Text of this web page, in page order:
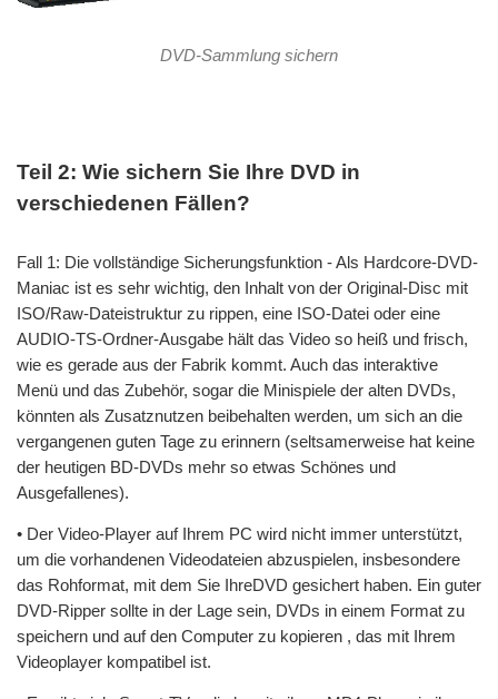
DVD-Sammlung sichern
Teil 2: Wie sichern Sie Ihre DVD in
verschiedenen Fällen?
Fall 1: Die vollständige Sicherungsfunktion - Als Hardcore-DVD-
Maniac ist es sehr wichtig, den Inhalt von der Original-Disc mit
ISO/Raw-Dateistruktur zu rippen, eine ISO-Datei oder eine
AUDIO-TS-Ordner-Ausgabe hält das Video so heiß und frisch,
wie es gerade aus der Fabrik kommt. Auch das interaktive
Menü und das Zubehör, sogar die Minispiele der alten DVDs,
könnten als Zusatznutzen beibehalten werden, um sich an die
vergangenen guten Tage zu erinnern (seltsamerweise hat keine
der heutigen BD-DVDs mehr so etwas Schönes und
Ausgefallenes).
• Der Video-Player auf Ihrem PC wird nicht immer unterstützt,
um die vorhandenen Videodateien abzuspielen, insbesondere
das Rohformat, mit dem Sie IhreDVD gesichert haben. Ein guter
DVD-Ripper sollte in der Lage sein, DVDs in einem Format zu
speichern und auf den Computer zu kopieren , das mit Ihrem
Videoplayer kompatibel ist.